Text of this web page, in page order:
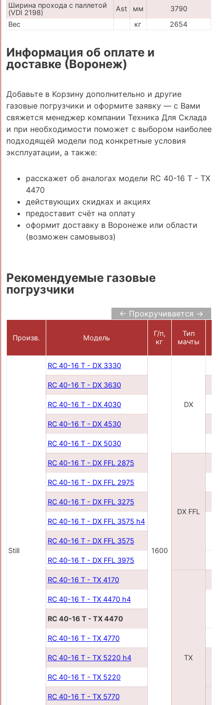
Ширина прохода с паллетой
(VDI 2198)
Ast мм
3790
Вес
кг 2654
Информация об оплате и
доставке (Воронеж)
Добавьте в Корзину дополнительно и другие
газовые погрузчики и оформите заявку — с Вами
свяжется менеджер компании Техника Для Склада
и при необходимости поможет с выбором наиболее
подходящей модели под конкретные условия
эксплуатации, а также:
расскажет об аналогах модели RC 40-16 T - TX
4470
действующих скидках и акциях
предоставит счёт на оплату
оформит доставку в Воронеже или области
(возможен самовывоз)
Рекомендуемые газовые
погрузчики
← Прокручивается →
Произв. Модель
Г/п,
кг
Тип
мачты
Still
RC 40-16 T - DX 3330
1600
DX
RC 40-16 T - DX 3630
RC 40-16 T - DX 4030
RC 40-16 T - DX 4530
RC 40-16 T - DX 5030
RC 40-16 T - DX FFL 2875
DX FFL
RC 40-16 T - DX FFL 2975
RC 40-16 T - DX FFL 3275
RC 40-16 T - DX FFL 3575 h4
RC 40-16 T - DX FFL 3575
RC 40-16 T - DX FFL 3975
RC 40-16 T - TX 4170
TX
RC 40-16 T - TX 4470 h4
RC 40-16 T - TX 4470
RC 40-16 T - TX 4770
RC 40-16 T - TX 5220 h4
RC 40-16 T - TX 5220
RC 40-16 T - TX 5770